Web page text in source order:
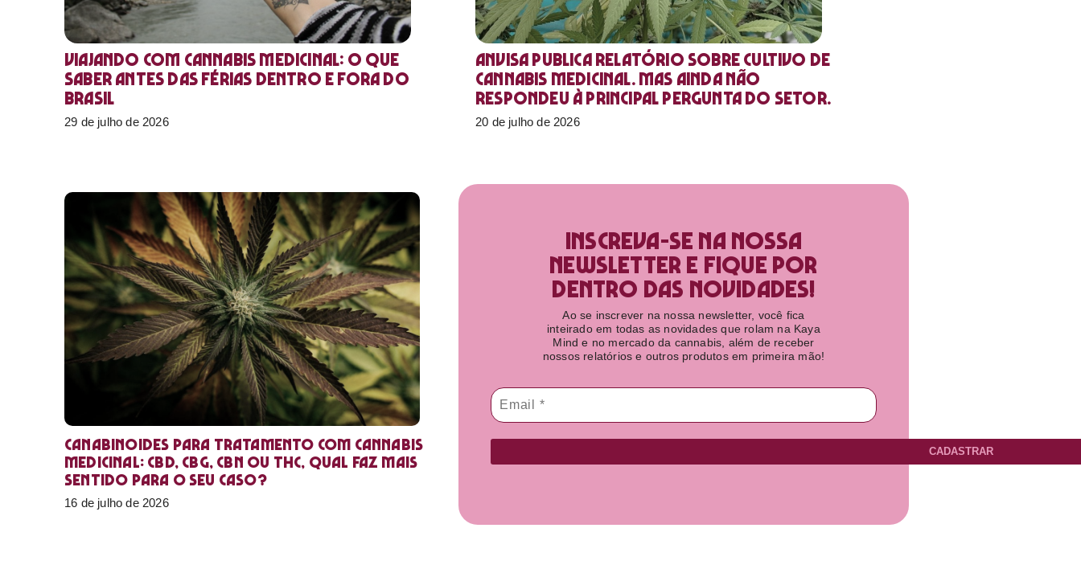
Viajando com cannabis medicinal: o que
saber antes das férias dentro e fora do
Brasil
29 de julho de 2026
Anvisa publica relatório sobre cultivo de
Cannabis medicinal. Mas ainda não
respondeu à principal pergunta do setor.
20 de julho de 2026
Canabinoides para tratamento com cannabis
medicinal: CBD, CBG, CBN ou THC, qual faz mais
sentido para o seu caso?
16 de julho de 2026
Inscreva-se na nossa
newsletter e fique por
dentro das novidades!​
Ao se inscrever na nossa newsletter, você fica
inteirado em todas as novidades que rolam na Kaya
Mind e no mercado da cannabis, além de receber
nossos relatórios e outros produtos em primeira mão!
CADASTRAR